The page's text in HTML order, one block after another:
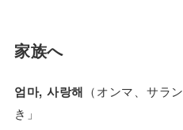
家族へ
엄마, 사랑해 （オンマ、サラ
き」